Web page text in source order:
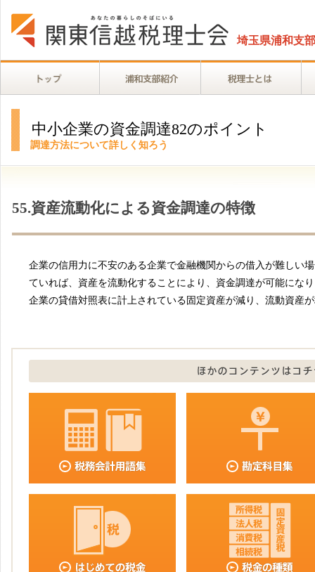
埼玉県浦和支部
中小企業の資金調達82のポイント
調達方法について詳しく知ろう
55.資産流動化による資金調達の特徴
企業の信用力に不安のある企業で金融機関からの借入が難しい
ていれば、資産を流動化することにより、資金調達が可能にな
企業の貸借対照表に計上されている固定資産が減り、流動資産